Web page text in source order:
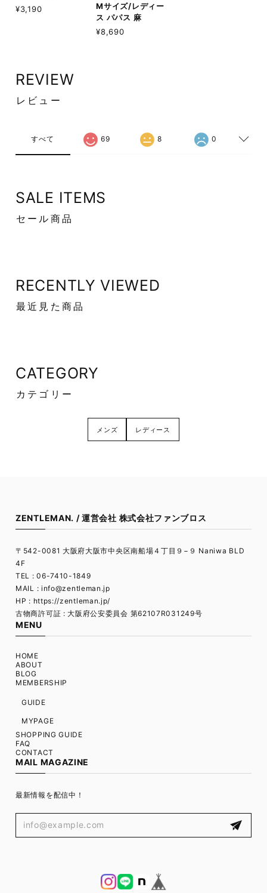
¥3,190
Mサイズ/レディー
ス パパス 麻
¥8,690
REVIEW
レビュー
すべて 69 8 0
SALE ITEMS
セール商品
RECENTLY VIEWED
最近見た商品
CATEGORY
カテゴリー
メンズ レディース
ZENTLEMAN. / 運営会社 株式会社ファンブロス
〒542-0081 大阪府大阪市中央区南船場４丁目９−９ Naniwa BLD
4F
TEL : 06-7410-1849
MAIL : info@zentleman.jp
HP : https://zentleman.jp/
古物商許可証 : 大阪府公安委員会 第62107R031249号
MENU
HOME
ABOUT
BLOG
MEMBERSHIP
GUIDE
MYPAGE
SHOPPING GUIDE
FAQ
CONTACT
MAIL MAGAZINE
最新情報を配信中！